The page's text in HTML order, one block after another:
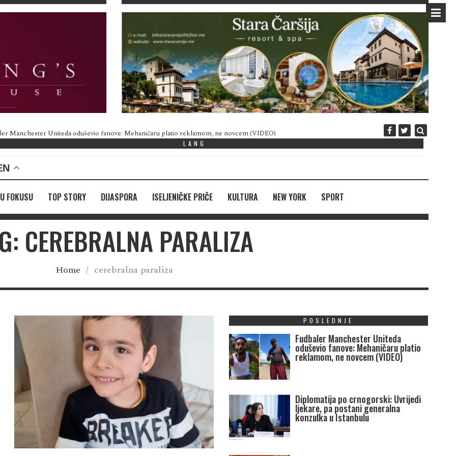
Manchester Uniteda oduševio fanove: Mehaničaru platio reklamom, ne novcem (VIDEO) Diplomatija po
LANG
U FOKUSU TOP STORY DIJASPORA ISELJENIČKE PRIČE KULTURA NEW YORK SPORT
CEREBRALNA PARALIZA
Home / cerebralna paraliza
POSLEDNJE
Fudbaler Manchester Uniteda
oduševio fanove: Mehaničaru platio
reklamom, ne novcem (VIDEO)
Diplomatija po crnogorski: Uvrijedi
ljekare, pa postani generalna
konzulka u Istanbulu